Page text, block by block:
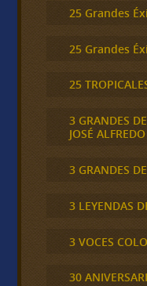
25 Grandes
25 Grandes
25
3 GRANDES
JOSÉ
3 GRANDES
3 LEYENDAS
3 VOCES
30